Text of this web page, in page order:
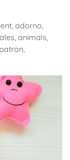
adorno
animals
patron